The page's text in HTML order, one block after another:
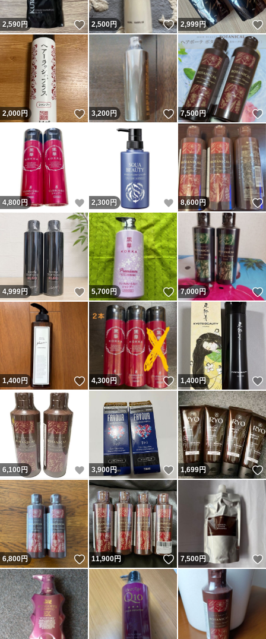
2,590円 いいね！
2,500円 いいね！
2,999円
2,000円 いいね！
3,200円 いいね！
7,500円
4,800円 いいね！
2,300 円 いいね！
8,600円
4,999円 いいね！
5,700円 いいね！
7,000円
1,400円 いいね！
4,300円 いいね！
1,400円
6,100円 いいね！
3,900円 いいね！
1,699円
6,800円 いいね！
11,900円 いいね！
7,500円